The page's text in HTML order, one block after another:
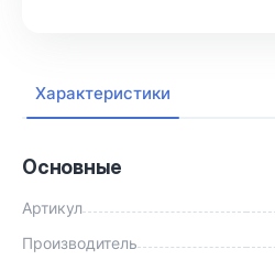
Характеристики
Основные
Артикул
Производитель